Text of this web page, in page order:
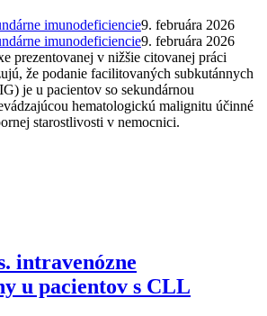
imunodeficiencie9. februára 2026
imunodeficiencie9. februára 2026
prezentovanej v nižšie citovanej práci
že podanie facilitovaných subkutánnych
je u pacientov so sekundárnou
hematologickú malignitu účinné
starostlivosti v nemocnici.
intravenózne
u pacientov s CLL